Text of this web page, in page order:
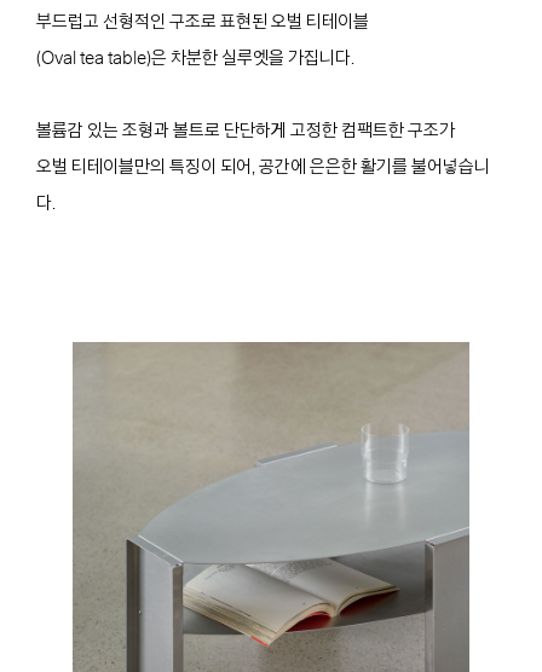
부드럽고 선형적인 구조로 표현된 오벌 티테이블
(Oval tea table)은 차분한 실루엣을 가집니다.
볼륨감 있는 조형과 볼트로 단단하게 고정한 컴팩트한 구조가
오벌 티테이블만의 특징이 되어, 공간에 은은한 활기를 불어넣습니
다.